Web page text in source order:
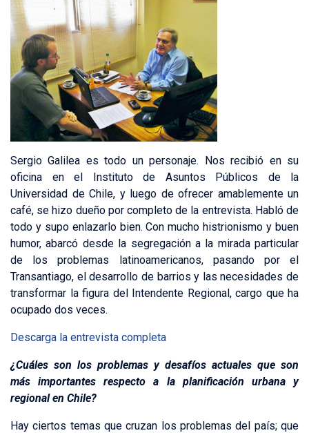
Sergio Galilea es todo un personaje. Nos recibió en su
oficina en el Instituto de Asuntos Públicos de la
Universidad de Chile, y luego de ofrecer amablemente un
café, se hizo dueño por completo de la entrevista. Habló de
todo y supo enlazarlo bien. Con mucho histrionismo y buen
humor, abarcó desde la segregación a la mirada particular
de los problemas latinoamericanos, pasando por el
Transantiago, el desarrollo de barrios y las necesidades de
transformar la figura del Intendente Regional, cargo que ha
ocupado dos veces.
Descarga la entrevista completa
¿Cuáles son los problemas y desafíos actuales que son
más importantes respecto a la planificación urbana y
regional en Chile?
Hay ciertos temas que cruzan los problemas del país; que